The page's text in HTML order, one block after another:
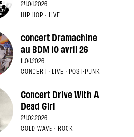
24.04.2026
HIP HOP · LIVE
concert Dramachine
au BDM 10 avril 26
11.04.2026
CONCERT · LIVE · POST-PUNK
Concert Drive With A
Dead Girl
24.02.2026
COLD WAVE · ROCK